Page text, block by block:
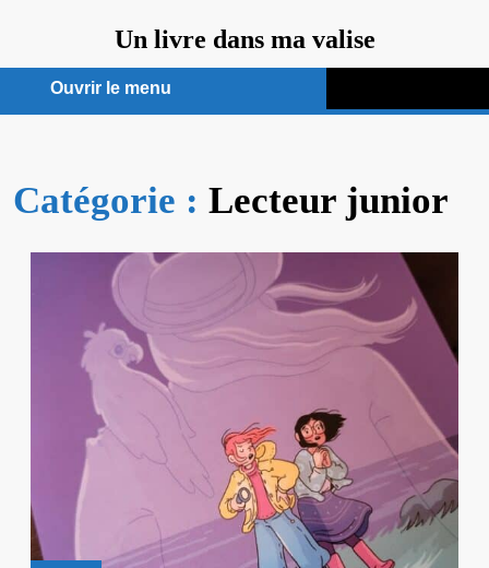
contenu
Un livre dans ma valise
Ouvrir le menu
menu
Catégorie : Lecteur junior